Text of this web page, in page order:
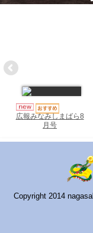
広報みなみしまばら8
月号
Copyright 2014
おおむらebooks
みなみしまばら
はさみebooks
ながさき市